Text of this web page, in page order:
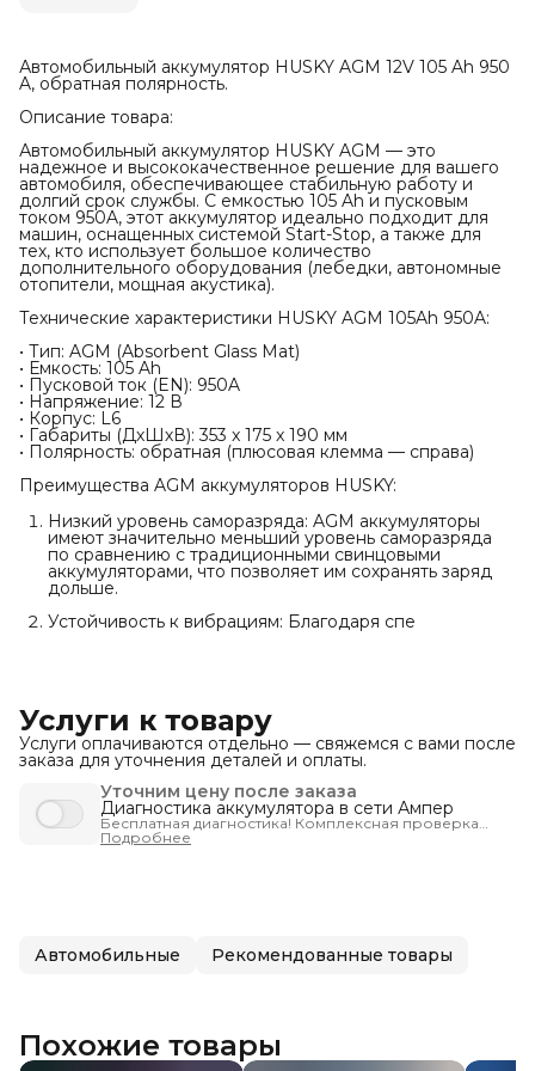
Автомобильный аккумулятор HUSKY AGM 12V 105 Ah 950
A, обратная полярность.
Описание товара:
Автомобильный аккумулятор HUSKY AGM — это
надежное и высококачественное решение для вашего
автомобиля, обеспечивающее стабильную работу и
долгий срок службы. С емкостью 105 Ah и пусковым
током 950A, этот аккумулятор идеально подходит для
машин, оснащенных системой Start-Stop, а также для
тех, кто использует большое количество
дополнительного оборудования (лебедки, автономные
отопители, мощная акустика).
Технические характеристики HUSKY AGM 105Ah 950A:
• Тип: AGM (Absorbent Glass Mat)
• Емкость: 105 Ah
• Пусковой ток (EN): 950A
• Напряжение: 12 В
• Корпус: L6
• Габариты (ДхШхВ): 353 x 175 x 190 мм
• Полярность: обратная (плюсовая клемма — справа)
Преимущества AGM аккумуляторов HUSKY:
Низкий уровень саморазряда: AGM аккумуляторы
имеют значительно меньший уровень саморазряда
по сравнению с традиционными свинцовыми
аккумуляторами, что позволяет им сохранять заряд
дольше.
Устойчивость к вибрациям: Благодаря спе
Услуги к товару
Услуги оплачиваются отдельно — свяжемся с вами после
заказа для уточнения деталей и оплаты.
Уточним цену после заказа
Диагностика аккумулятора в сети Ампер
Бесплатная диагностика! Комплексная проверка
запуска автомобиля - чтобы вы были уверены, что
машина заведётся тогда, когда нужно.
Подробнее
Автомобильные Рекомендованные товары
Похожие товары